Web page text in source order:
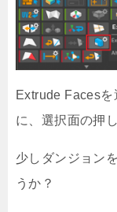
Extrude Faces
に、選択面の押
少しダンジョン
うか？